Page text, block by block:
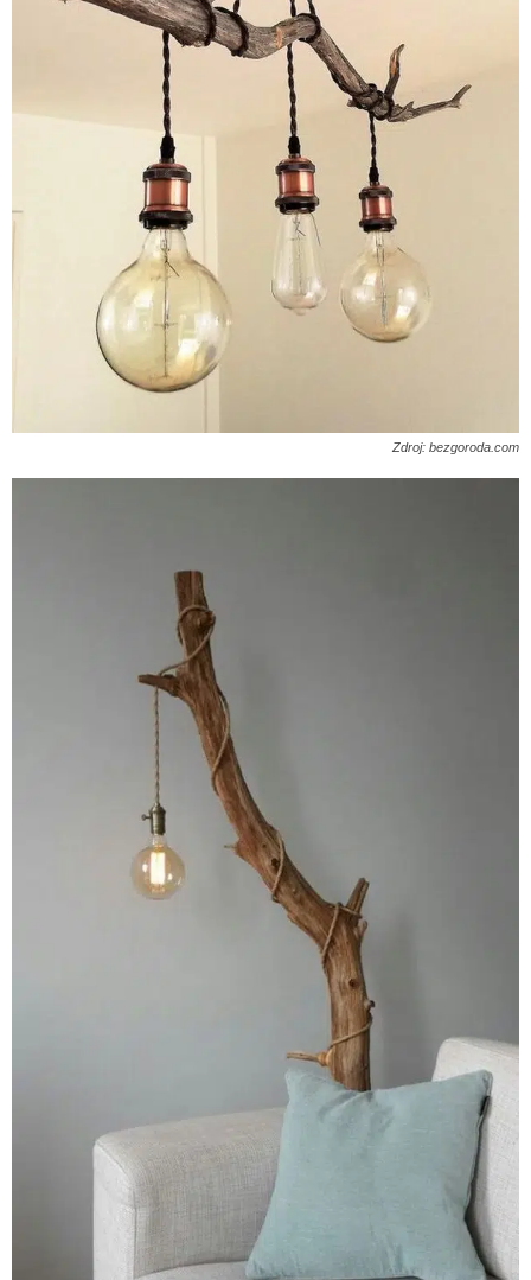
Zdroj: bezgoroda.com